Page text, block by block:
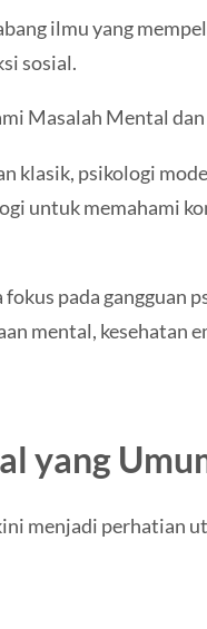
ilmu yang
sosial.
Masalah Mental
klasik, psikologi
untuk memahami
pada gangguan
mental, kesehatan
yang
menjadi perhatian